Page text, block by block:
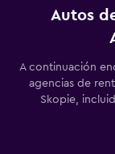
Autos
A continuación
agencias de
Skopie,